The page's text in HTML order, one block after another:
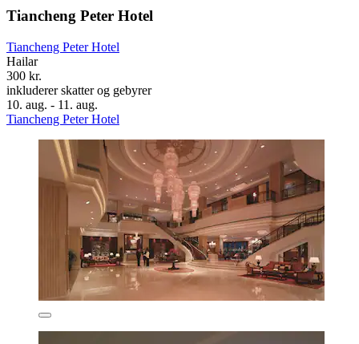
Tiancheng Peter Hotel
Tiancheng Peter Hotel
Hailar
300 kr.
inkluderer skatter og gebyrer
10. aug. - 11. aug.
Tiancheng Peter Hotel